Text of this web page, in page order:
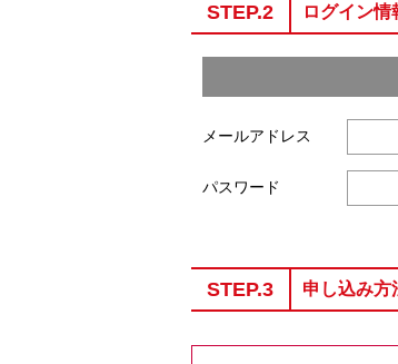
STEP.2 ログイン情
メールアドレス
パスワード
STEP.3 申し込み方